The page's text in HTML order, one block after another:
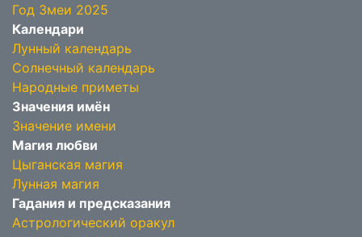
Год Змеи 2025
Календари
Лунный календарь
Солнечный календарь
Народные приметы
Значения имён
Значение имени
Магия любви
Цыганская магия
Лунная магия
Гадания и предсказания
Астрологический оракул